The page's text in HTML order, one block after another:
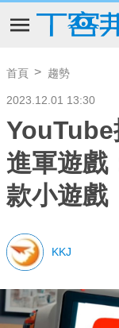
首頁 趨勢
2023.12.01 13:30
進軍遊戲
款小遊戲
KKJ